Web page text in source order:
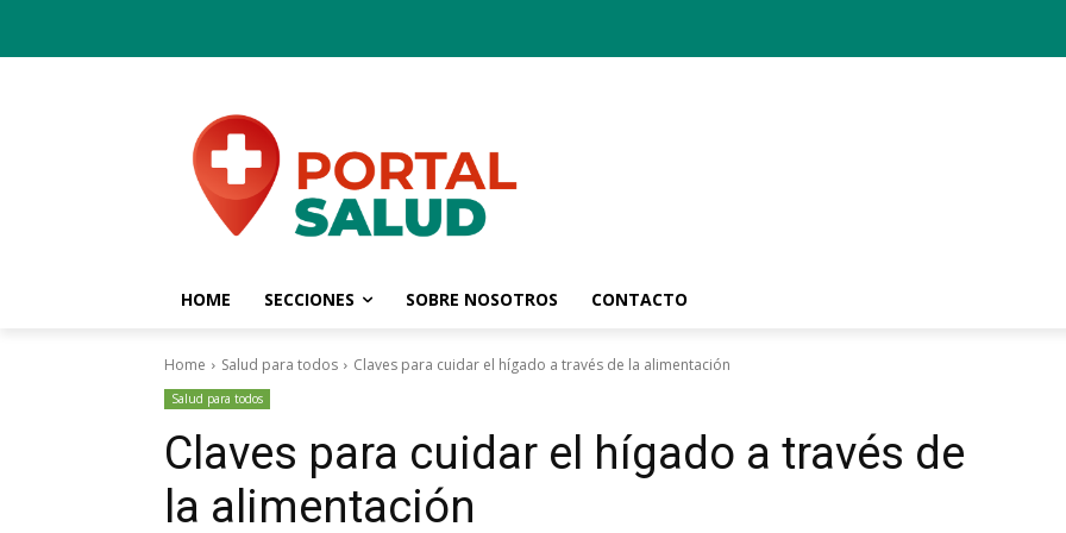
HOME SECCIONES SOBRE NOSOTROS CONTACTO
Home Salud para todos Claves para cuidar el hígado a través de la alimentación
Salud para todos
Claves para cuidar el hígado a través de
la alimentación